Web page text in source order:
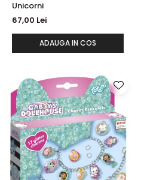
Unicorni
67,00 Lei
ADAUGA IN COS